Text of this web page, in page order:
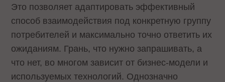
Это позволяет адаптировать эффективный
способ взаимодействия под конкретную группу
потребителей и максимально точно ответить их
ожиданиям. Грань, что нужно запрашивать, а
что нет, во многом зависит от бизнес-модели и
используемых технологий. Однозначно